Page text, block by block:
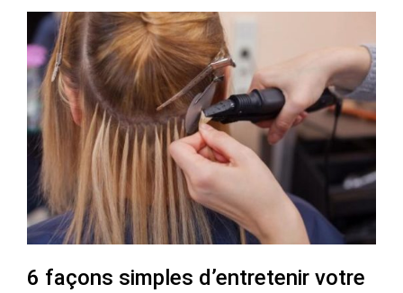
6 façons simples d’entretenir votre